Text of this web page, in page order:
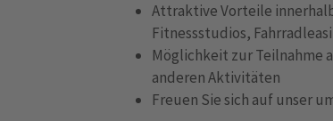
Attraktive Vorteile
Fitnessstudios,
Möglichkeit zur Teilnahme
anderen Aktivitäten
Freuen Sie sich auf unser